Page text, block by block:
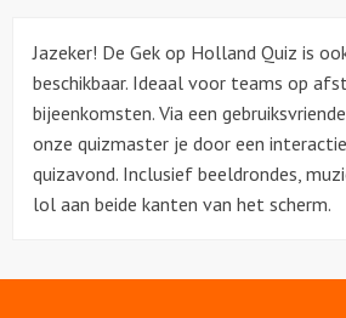
Locaties
Feesten
Over ons
Jazeker! De Gek op Holland Quiz is
beschikbaar. Ideaal voor teams op
bijeenkomsten. Via een
onze quizmaster je door een
quizavond. Inclusief beeldrondes,
lol aan beide kanten van het scherm.